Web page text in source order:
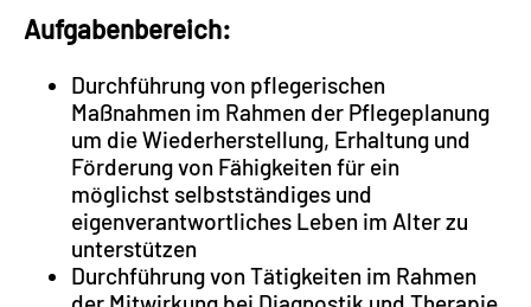
Aufgabenbereich:
Durchführung von pflegerischen
Maßnahmen im Rahmen der Pflegeplanung
um die Wiederherstellung, Erhaltung und
Förderung von Fähigkeiten für ein
möglichst selbstständiges und
eigenverantwortliches Leben im Alter zu
unterstützen
Durchführung von Tätigkeiten im Rahmen